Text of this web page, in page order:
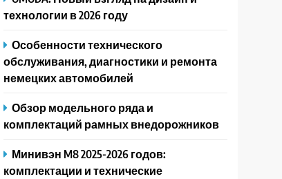
технологии в 2026 году
Особенности технического
обслуживания, диагностики и ремонта
немецких автомобилей
Обзор модельного ряда и
комплектаций рамных внедорожников
Минивэн M8 2025-2026 годов:
комплектации и технические